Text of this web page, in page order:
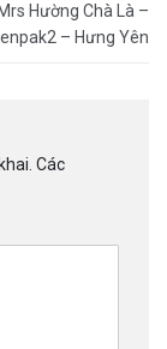
Hường Chà Là –
– Hưng Yên
Các